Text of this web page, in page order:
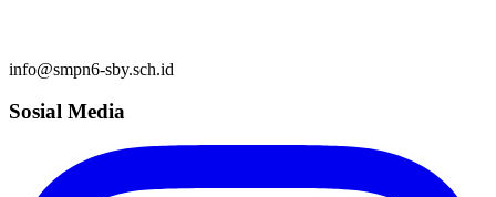
info@smpn6-sby.sch.id
Sosial Media